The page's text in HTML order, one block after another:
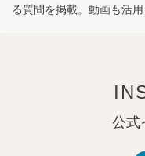
る質問を掲載。動画も活
公式